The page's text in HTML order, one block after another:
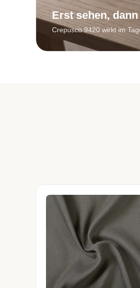
Erst sehen,
Crepusco 9420 wirkt im